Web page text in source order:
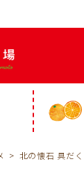
北の懐石 具だ